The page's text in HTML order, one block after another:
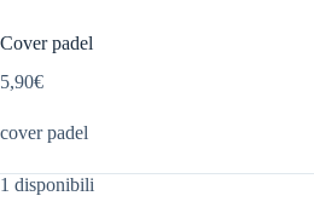
Cover padel
5,90€
cover padel
1 disponibili